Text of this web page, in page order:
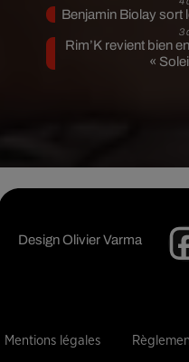
Benjamin Biolay sort
3
Rim’K revient bien
«
DesignOlivier Varma
Mentions légales